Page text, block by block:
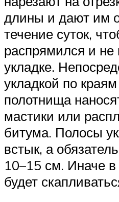
длины и дают им
течение суток,
распрямился и не
укладке.
укладкой по
полотнища
мастики или
битума. Полосы
встык, а
10–15 см. Иначе в
будет